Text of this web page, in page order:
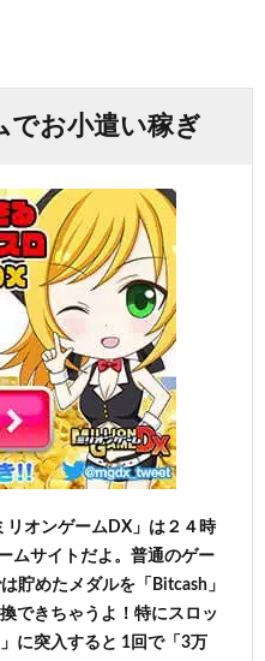
でお小遣い稼ぎ
リオンゲームDX」は２４時
ムサイトだよ。普通のゲー
貯めたメダルを「Bitcash」
できちゃうよ！特にスロッ
に突入すると 1回で「3万